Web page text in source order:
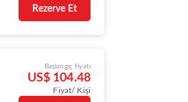
Rezerve Et
Başlangıç fiyatı
US$ 104.48
Fiyat/ Kişi